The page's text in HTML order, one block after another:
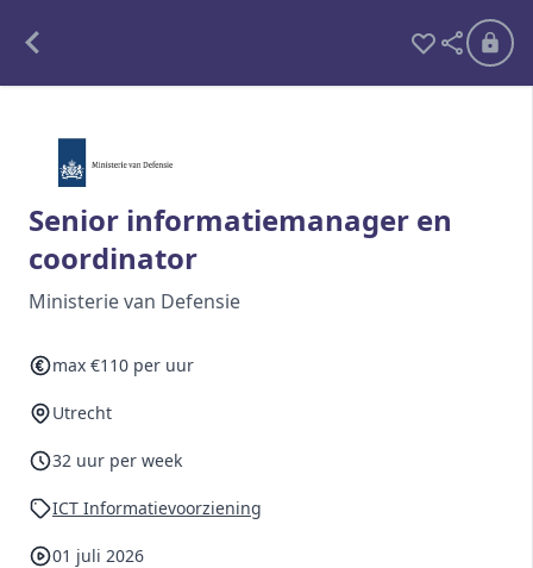
Detachering
Interim opdrachten statistiek
Senior informatiemanager en
coordinator
Ministerie van Defensie
max €110 per uur
Utrecht
32 uur per week
ICT Informatievoorziening
01 juli 2026